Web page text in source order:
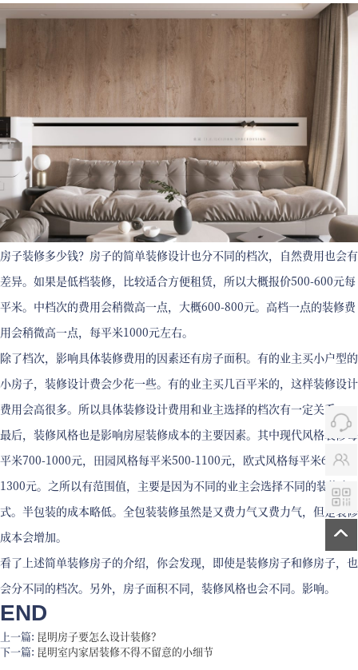
房子装修多少钱？房子的简单装修设计也分不同的档次，自然费用也会有
差异。如果是低档装修，比较适合方便租赁，所以大概报价500-600元每
平米。中档次的费用会稍微高一点，大概600-800元。高档一点的装修费
用会稍微高一点，每平米1000元左右。
除了档次，影响具体装修费用的因素还有房子面积。有的业主买小户型的
小房子，装修设计费会少花一些。有的业主买几百平米的，这样装修设计
费用会高很多。所以具体装修设计费用和业主选择的档次有一定关系。
最后，装修风格也是影响房屋装修成本的主要因素。其中现代风格装修每
平米700-1000元，田园风格每平米500-1100元，欧式风格每平米600-
1300元。之所以有范围值，主要是因为不同的业主会选择不同的装修方
式。半包装的成本略低。全包装装修虽然是又费力气又费力气，但是装修
成本会增加。
看了上述简单装修房子的介绍，你会发现，即使是装修房子和修房子，也
会分不同的档次。另外，房子面积不同，装修风格也会不同。影响。
END
上一篇: 昆明房子要怎么设计装修？
下一篇: 昆明室内家居装修不得不留意的小细节